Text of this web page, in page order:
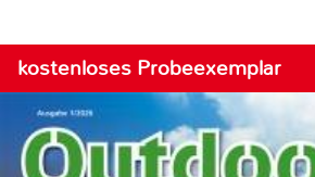
kostenloses Probeexemplar